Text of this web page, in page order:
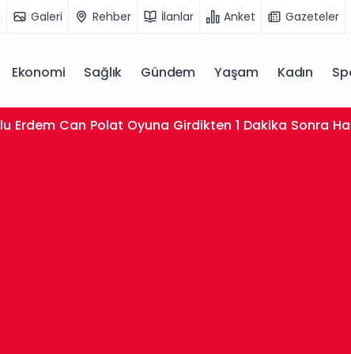
Galeri Rehber İlanlar Anket Gazeteler
Ekonomi Sağlık Gündem Yaşam Kadın
Merkezli 8 İlde Siber Zorbalık Operasyonu: 2 Şüpheli